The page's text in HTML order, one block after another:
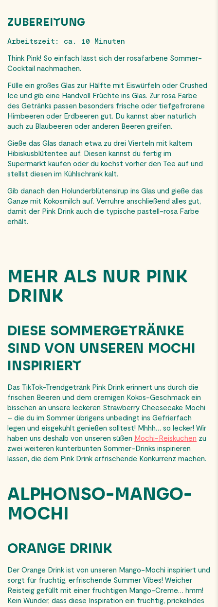
ZUBEREITUNG
Arbeitszeit: ca. 10 Minuten
Think Pink! So einfach lässt sich der rosafarbene Sommer-
Cocktail nachmachen.
Fülle ein großes Glas zur Hälfte mit Eiswürfeln oder Crushed
Ice und gib eine Handvoll Früchte ins Glas. Zur rosa Farbe
des Getränks passen besonders frische oder tiefgefrorene
Himbeeren oder Erdbeeren gut. Du kannst aber natürlich
auch zu Blaubeeren oder anderen Beeren greifen.
Gieße das Glas danach etwa zu drei Vierteln mit kaltem
Hibiskusblütentee auf. Diesen kannst du fertig im
Supermarkt kaufen oder du kochst vorher den Tee auf und
stellst diesen im Kühlschrank kalt.
Gib danach den Holunderblütensirup ins Glas und gieße das
Ganze mit Kokosmilch auf. Verrühre anschließend alles gut,
damit der Pink Drink auch die typische pastell-rosa Farbe
erhält.
MEHR ALS NUR PINK
DRINK
DIESE SOMMERGETRÄNKE
SIND VON UNSEREN MOCHI
INSPIRIERT
Das TikTok-Trendgetränk Pink Drink erinnert uns durch die
frischen Beeren und dem cremigen Kokos-Geschmack ein
bisschen an unsere leckeren Strawberry Cheesecake Mochi
– die du im Sommer übrigens unbedingt ins Gefrierfach
legen und eisgekühlt genießen solltest! Mhhh… so lecker! Wir
haben uns deshalb von unseren süßen Mochi-Reiskuchen zu
zwei weiteren kunterbunten Sommer-Drinks inspirieren
lassen, die dem Pink Drink erfrischende Konkurrenz machen.
ALPHONSO-MANGO-
MOCHI
ORANGE DRINK
Der Orange Drink ist von unseren Mango-Mochi inspiriert und
sorgt für fruchtig, erfrischende Summer Vibes! Weicher
Reisteig gefüllt mit einer fruchtigen Mango-Creme… hmm!
Kein Wunder, dass diese Inspiration ein fruchtig, prickelndes